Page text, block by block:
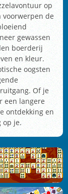
op
voorwerpen de
gewassen
boerderij
en kleur.
oogsten
Of je
een langere
ontdekking en
op je.